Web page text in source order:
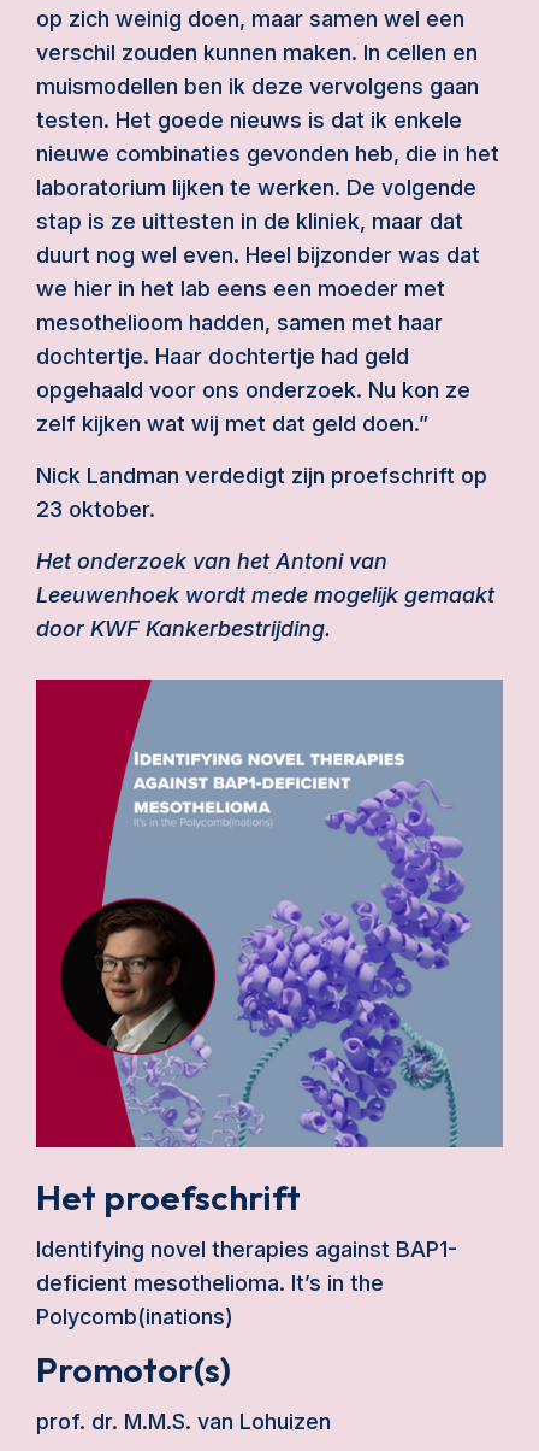
op zich weinig doen, maar samen wel een
verschil zouden kunnen maken. In cellen en
muismodellen ben ik deze vervolgens gaan
testen. Het goede nieuws is dat ik enkele
nieuwe combinaties gevonden heb, die in het
laboratorium lijken te werken. De volgende
stap is ze uittesten in de kliniek, maar dat
duurt nog wel even. Heel bijzonder was dat
we hier in het lab eens een moeder met
mesothelioom hadden, samen met haar
dochtertje. Haar dochtertje had geld
opgehaald voor ons onderzoek. Nu kon ze
zelf kijken wat wij met dat geld doen.”
Nick Landman verdedigt zijn proefschrift op
23 oktober.
Het onderzoek van het Antoni van
Leeuwenhoek wordt mede mogelijk gemaakt
door KWF Kankerbestrijding.
Het proefschrift
Identifying novel therapies against BAP1-
deficient mesothelioma. It’s in the
Polycomb(inations)
Promotor(s)
prof. dr. M.M.S. van Lohuizen